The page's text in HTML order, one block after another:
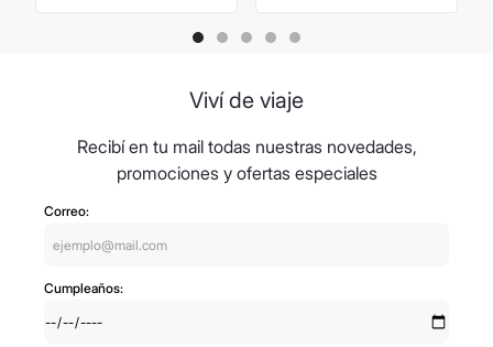
Viví de viaje
Recibí en tu mail todas nuestras novedades,
promociones y ofertas especiales
Correo:
Cumpleaños: